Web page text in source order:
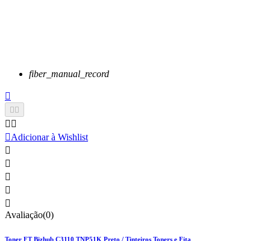
fiber_manual_record

 
 
Adicionar à Wishlist





Avaliação(0)
Toner FT Bizhub C3110 TNP51K Preto / Tinteiros Toners e Fita